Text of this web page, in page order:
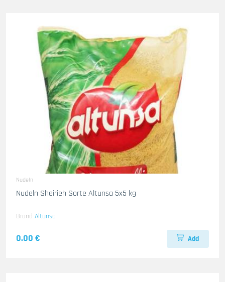
Nudeln
Nudeln Sheirieh Sorte Altunsa 5x5 kg
Brand Altunsa
0.00 € Add